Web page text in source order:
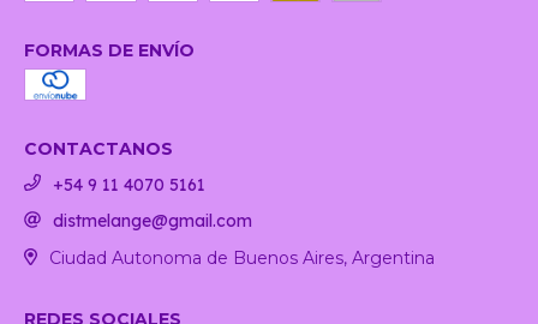
FORMAS DE ENVÍO
CONTACTANOS
+54 9 11 4070 5161
distmelange@gmail.com
Ciudad Autonoma de Buenos Aires, Argentina
REDES SOCIALES